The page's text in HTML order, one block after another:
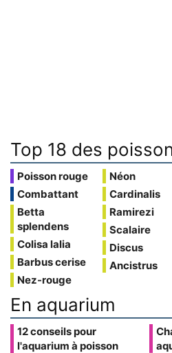
Top 18 des
Poisson rouge
Combattant
Betta
splendens
Colisa lalia
Barbus cerise
Nez-rouge
Néon
Cardinalis
Ramirezi
Scalaire
Discus
Ancistrus
En aquarium
12 conseils pour
l'aquarium à poisson